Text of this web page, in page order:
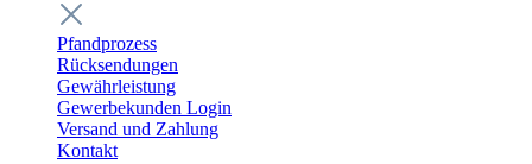
Pfandprozess
Rücksendungen
Gewährleistung
Gewerbekunden Login
Versand und Zahlung
Kontakt